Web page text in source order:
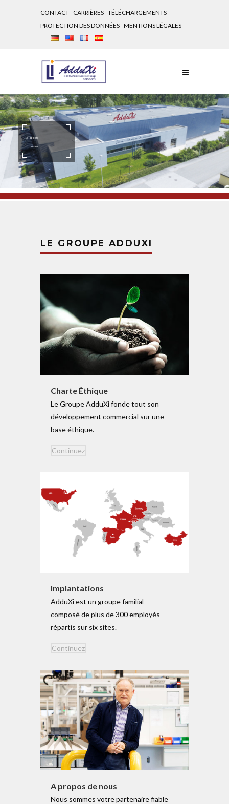
CONTACT CARRIÈRES TÉLÉCHARGEMENTS
PROTECTION DES DONNÉES MENTIONS LÉGALES
LE GROUPE
ADDUXI
LE GROUPE ADDUXI
Charte Éthique
Le Groupe AdduXi fonde tout son
déve­lo­p­pement com­mercial sur une
base éthique.
Con­tinuez
Implan­ta­tions
AdduXi est un groupe familial
composé de plus de 300 employés
répartis sur six sites.
Con­tinuez
A propos de nous
Nous sommes votre par­tenaire fiable